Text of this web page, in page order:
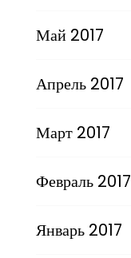
Май 2017
Апрель 2017
Март 2017
Февраль 2017
Январь 2017